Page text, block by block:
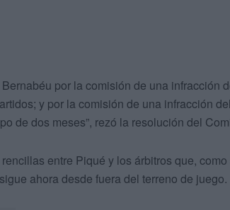
por la comisión de una infracción
y por la comisión de una infracción
de dos meses”, rezó la resolución del
entre Piqué y los árbitros que,
ahora desde fuera del terreno de juego.